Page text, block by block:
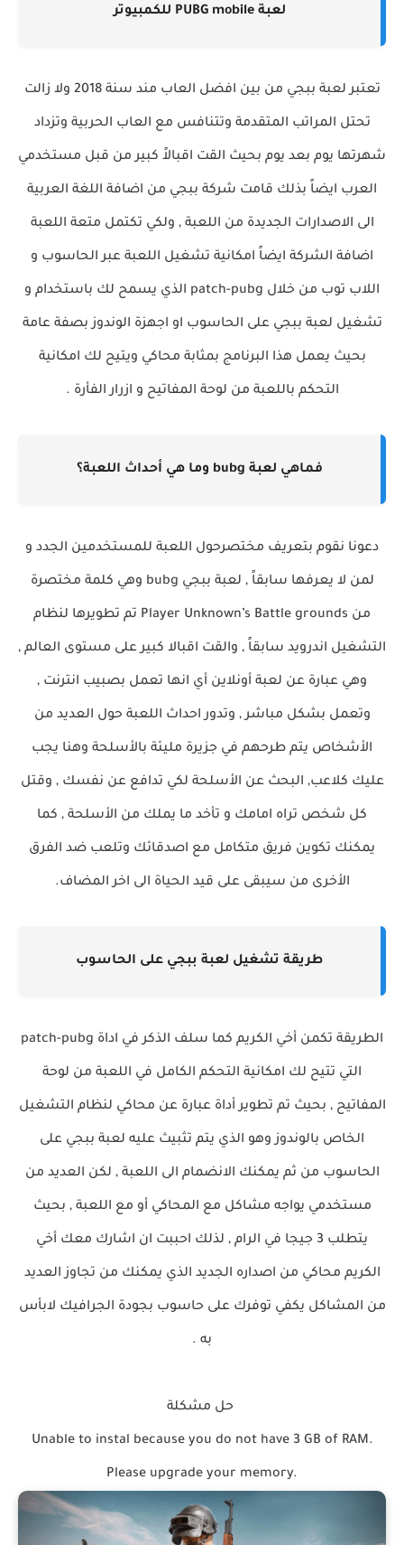
لعبة PUBG mobile للكمبيوتر
تعتبر لعبة ببجي من بين افضل العاب مند سنة 2018 ولا زالت
تحتل المراتب المتقدمة وتتنافس مع العاب الحربية وتزداد
شهرتها يوم بعد يوم بحيث القت اقبالاً كبير من قبل مستخدمي
العرب ايضاً بذلك قامت شركة ببجي من اضافة اللغة العربية
الى الاصدارات الجديدة من اللعبة , ولكي تكتمل متعة اللعبة
اضافة الشركة ايضاً امكانية تشغيل اللعبة عبر الحاسوب و
اللاب توب من خلال patch-pubg الذي يسمح لك باستخدام و
تشغيل لعبة ببجي على الحاسوب او اجهزة الوندوز بصفة عامة
بحيث يعمل هذا البرنامج بمثابة محاكي ويتيح لك امكانية
التحكم باللعبة من لوحة المفاتيح و ازرار الفأرة .
فماهي لعبة bubg وما هي أحداث اللعبة؟
دعونا نقوم بتعريف مختصرحول اللعبة للمستخدمين الجدد و
لمن لا يعرفها سابقاً , لعبة ببجي bubg وهي كلمة مختصرة
من Player Unknown’s Battle grounds تم تطويرها لنظام
التشغيل اندرويد سابقاً , والقت اقبالا كبير على مستوى العالم ,
وهي عبارة عن لعبة أونلاين أي انها تعمل بصبيب انترنت ,
وتعمل بشكل مباشر , وتدور احداث اللعبة حول العديد من
الأشخاص يتم طرحهم في جزيرة مليئة بالأسلحة وهنا يجب
عليك كلاعب, البحث عن الأسلحة لكي تدافع عن نفسك , وقتل
كل شخص تراه امامك و تأخد ما يملك من الأسلحة , كما
يمكنك تكوين فريق متكامل مع اصدقائك وتلعب ضد الفرق
الأخرى من سيبقى على قيد الحياة الى اخر المضاف.
طريقة تشغيل لعبة ببجي على الحاسوب
الطريقة تكمن أخي الكريم كما سلف الذكر في اداة patch-pubg
التي تتيح لك امكانية التحكم الكامل في اللعبة من لوحة
المفاتيح , بحيث تم تطوير أداة عبارة عن محاكي لنظام التشغيل
الخاص بالوندوز وهو الذي يتم تثبيث عليه لعبة ببجي على
الحاسوب من ثم يمكنك الانضمام الى اللعبة , لكن العديد من
مستخدمي يواجه مشاكل مع المحاكي أو مع اللعبة , بحيث
يتطلب 3 جيجا في الرام , لذلك احببت ان اشارك معك أخي
الكريم محاكي من اصداره الجديد الذي يمكنك من تجاوز العديد
من المشاكل يكفي توفرك على حاسوب بجودة الجرافيك لابأس
به .
Unable to instal because you do not have 3 GB of RAM.
Please upgrade your memory.